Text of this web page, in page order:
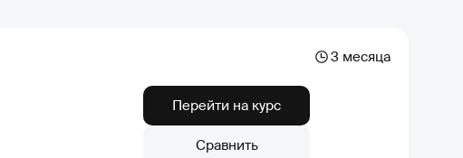
3 месяца
Перейти на курс
Сравнить